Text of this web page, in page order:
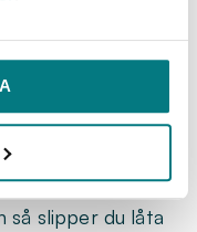
i duschen
på tre minuter
tänderna (om en
de
dag).
så slipper du låta